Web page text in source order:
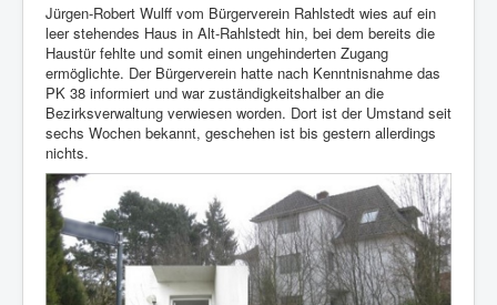
Jürgen-Robert Wulff vom Bürgerverein Rahlstedt wies auf ein
leer stehendes Haus in Alt-Rahlstedt hin, bei dem bereits die
Haustür fehlte und somit einen ungehinderten Zugang
ermöglichte. Der Bürgerverein hatte nach Kenntnisnahme das
PK 38 informiert und war zuständigkeitshalber an die
Bezirksverwaltung verwiesen worden. Dort ist der Umstand seit
sechs Wochen bekannt, geschehen ist bis gestern allerdings
nichts.